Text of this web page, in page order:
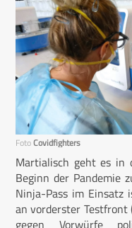
FotoCovidfighters
Martialisch geht es in
Beginn der Pandemie
Ninja-Pass im Einsatz
an vorderster Testfront